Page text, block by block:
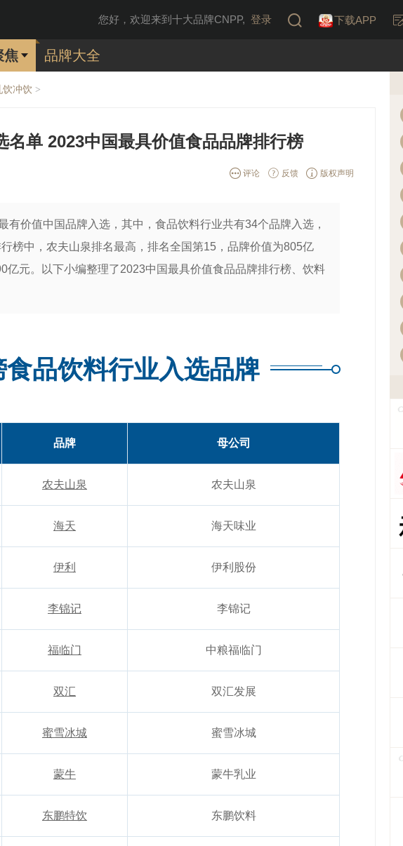
您好，欢迎来到十大品牌CNPP, 登录 下载APP
焦 品牌大全
饮冲饮 >
名单 2023中国最具价值食品品牌排行榜
评论 反馈 版权声明
价值中国品牌入选，其中，食品饮料行业共有34个品牌入选，
榜中，农夫山泉排名最高，排名全国第15，品牌价值为805亿
元。以下小编整理了2023中国最具价值食品品牌排行榜、饮料
食品饮料行业入选品牌
品牌 母公司
农夫山泉 农夫山泉
海天 海天味业
伊利 伊利股份
李锦记 李锦记
福临门 中粮福临门
双汇 双汇发展
蜜雪冰城 蜜雪冰城
蒙牛 蒙牛乳业
东鹏特饮 东鹏饮料